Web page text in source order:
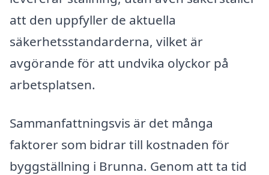
att den uppfyller de aktuella
säkerhetsstandarderna, vilket är
avgörande för att undvika olyckor på
arbetsplatsen.
Sammanfattningsvis är det många
faktorer som bidrar till kostnaden för
byggställning i Brunna. Genom att ta tid